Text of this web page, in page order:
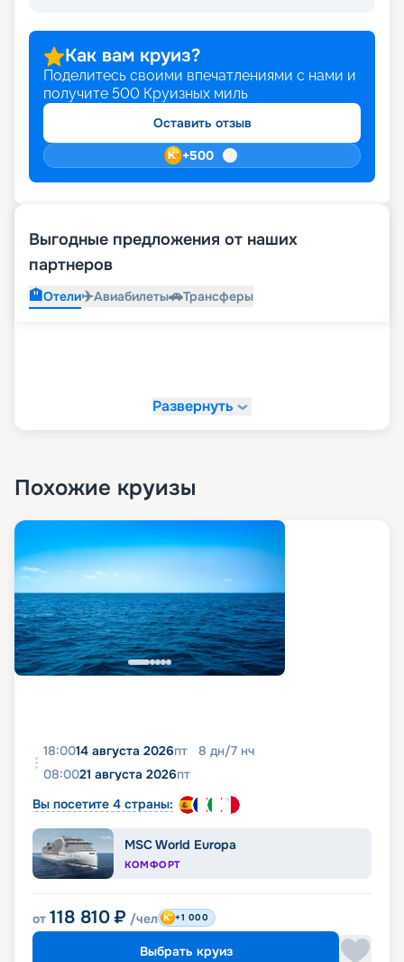
Как вам круиз?
Поделитесь своими впечатлениями с нами и
получите 500 Круизных миль
Оставить отзыв
+500
Выгодные предложения от наших
партнеров
🏨Отели✈️Авиабилеты🚗Трансферы
Развернуть
Похожие круизы
18:0014 августа 2026пт 8 дн/7 нч
08:0021 августа 2026пт
Вы посетите 4 страны:
MSC World Europa
КОМФОРТ
от 118 810 ₽ /чел +1 000
Выбрать круиз